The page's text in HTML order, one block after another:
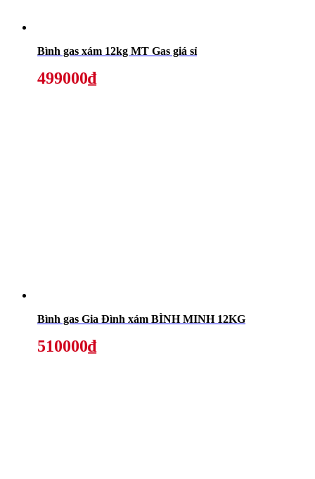
Bình gas xám 12kg MT Gas giá sỉ
499000₫
Bình gas Gia Đình xám BÌNH MINH 12KG
510000₫